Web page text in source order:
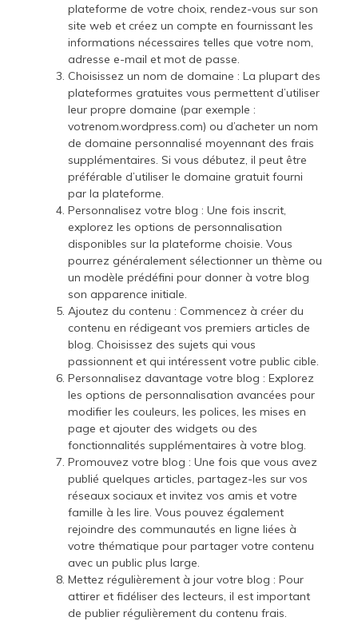
plateforme de votre choix, rendez-vous sur son
site web et créez un compte en fournissant les
informations nécessaires telles que votre nom,
adresse e-mail et mot de passe.
Choisissez un nom de domaine : La plupart des
plateformes gratuites vous permettent d’utiliser
leur propre domaine (par exemple :
votrenom.wordpress.com) ou d’acheter un nom
de domaine personnalisé moyennant des frais
supplémentaires. Si vous débutez, il peut être
préférable d’utiliser le domaine gratuit fourni
par la plateforme.
Personnalisez votre blog : Une fois inscrit,
explorez les options de personnalisation
disponibles sur la plateforme choisie. Vous
pourrez généralement sélectionner un thème ou
un modèle prédéfini pour donner à votre blog
son apparence initiale.
Ajoutez du contenu : Commencez à créer du
contenu en rédigeant vos premiers articles de
blog. Choisissez des sujets qui vous
passionnent et qui intéressent votre public cible.
Personnalisez davantage votre blog : Explorez
les options de personnalisation avancées pour
modifier les couleurs, les polices, les mises en
page et ajouter des widgets ou des
fonctionnalités supplémentaires à votre blog.
Promouvez votre blog : Une fois que vous avez
publié quelques articles, partagez-les sur vos
réseaux sociaux et invitez vos amis et votre
famille à les lire. Vous pouvez également
rejoindre des communautés en ligne liées à
votre thématique pour partager votre contenu
avec un public plus large.
Mettez régulièrement à jour votre blog : Pour
attirer et fidéliser des lecteurs, il est important
de publier régulièrement du contenu frais.